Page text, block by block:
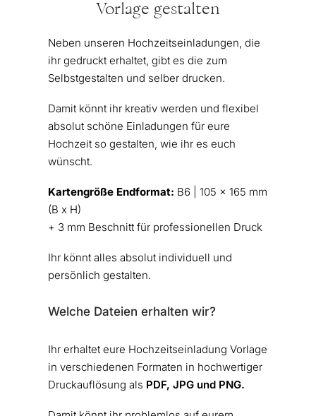
Vorlage gestalten
Neben unseren Hochzeitseinladungen, die
ihr gedruckt erhaltet, gibt es die zum
Selbstgestalten und selber drucken.
Damit könnt ihr kreativ werden und flexibel
absolut schöne Einladungen für eure
Hochzeit so gestalten, wie ihr es euch
wünscht.
Kartengröße Endformat: B6 | 105 x 165 mm
(B x H)
+ 3 mm Beschnitt für professionellen Druck
Ihr könnt alles absolut individuell und
persönlich gestalten.
Welche Dateien erhalten wir?
Ihr erhaltet eure Hochzeitseinladung Vorlage
in verschiedenen Formaten in hochwertiger
Druckauflösung als PDF, JPG und PNG.